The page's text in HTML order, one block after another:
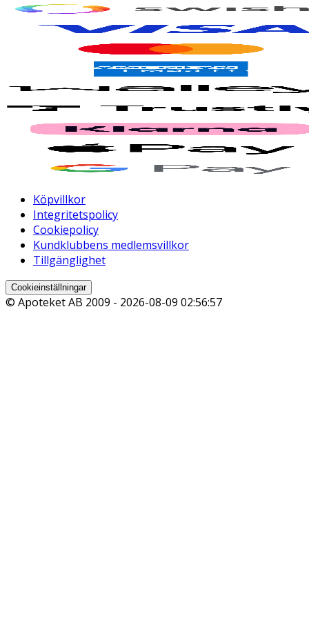
Köpvillkor
Integritetspolicy
Cookiepolicy
Kundklubbens medlemsvillkor
Tillgänglighet
Cookieinställningar
© Apoteket AB 2009 - 2026-08-09 02:56:57